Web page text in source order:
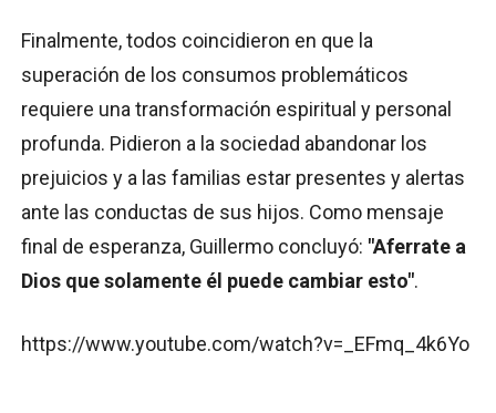
Finalmente, todos coincidieron en que la
superación de los consumos problemáticos
requiere una transformación espiritual y personal
profunda. Pidieron a la sociedad abandonar los
prejuicios y a las familias estar presentes y alertas
ante las conductas de sus hijos. Como mensaje
final de esperanza, Guillermo concluyó: "Aferrate a
Dios que solamente él puede cambiar esto".
https://www.youtube.com/watch?v=_EFmq_4k6Yo